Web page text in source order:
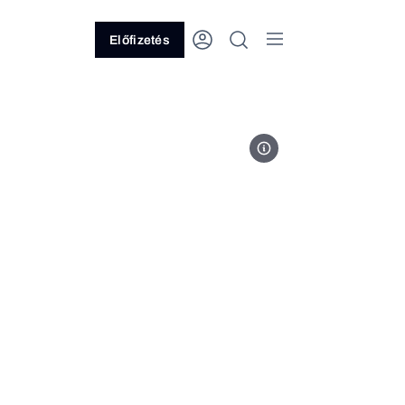
Előfizetés
Unsplash // Josh Olalde